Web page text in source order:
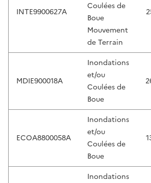
INTE9900627A
Coulées de
Boue
Mouvement
de Terrain
MDIE900018A
Inondations
et/ou
Coulées de
Boue
ECOA8800058A
Inondations
et/ou
Coulées de
Boue
Inondations